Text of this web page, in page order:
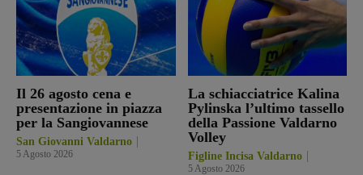
Il 26 agosto cena e
presentazione in piazza
per la Sangiovannese
San Giovanni Valdarno
5 Agosto 2026
La schiacciatrice Kalina
Pylinska l’ultimo tassello
della Passione Valdarno
Volley
Figline Incisa Valdarno
5 Agosto 2026